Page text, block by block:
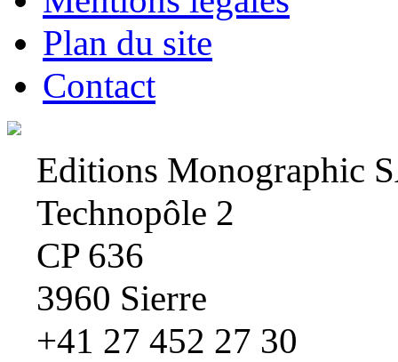
Plan du site
Contact
Editions Monographic
Technopôle 2
CP 636
3960 Sierre
+41 27 452 27 30